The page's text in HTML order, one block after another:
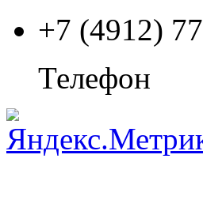
+7 (4912)
Телефон